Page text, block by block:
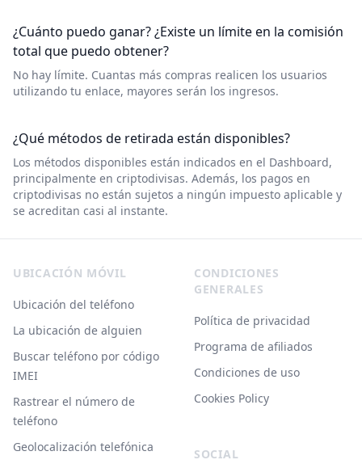
¿Cuánto puedo ganar? ¿Existe un límite en la comisión
total que puedo obtener?
No hay límite. Cuantas más compras realicen los usuarios
utilizando tu enlace, mayores serán los ingresos.
¿Qué métodos de retirada están disponibles?
Los métodos disponibles están indicados en el Dashboard,
principalmente en criptodivisas. Además, los pagos en
criptodivisas no están sujetos a ningún impuesto aplicable y
se acreditan casi al instante.
UBICACIÓN MÓVIL
Ubicación del teléfono
La ubicación de alguien
Buscar teléfono por código
IMEI
Rastrear el número de
teléfono
Geolocalización telefónica
CONDICIONES
GENERALES
Política de privacidad
Programa de afiliados
Condiciones de uso
Cookies Policy
SOCIAL